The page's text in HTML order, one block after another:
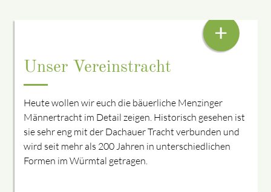
Unser Vereinstracht
Heute wollen wir euch die bäuerliche Menzinger
Männertracht im Detail zeigen. Historisch gesehen ist
sie sehr eng mit der Dachauer Tracht verbunden und
wird seit mehr als 200 Jahren in unterschiedlichen
Formen im Würmtal getragen.
+